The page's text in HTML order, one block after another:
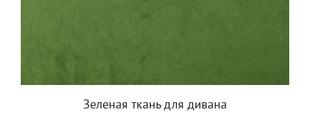
Зеленая ткань для дивана